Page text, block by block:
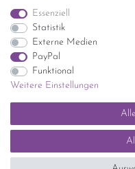
Essenziell
Statistik
Externe Medien
PayPal
Funktional
Weitere Einstellungen
*Endpreis inkl. MwSt.
UStG der
Mehrwertsteuer
Impressum
Vertrag